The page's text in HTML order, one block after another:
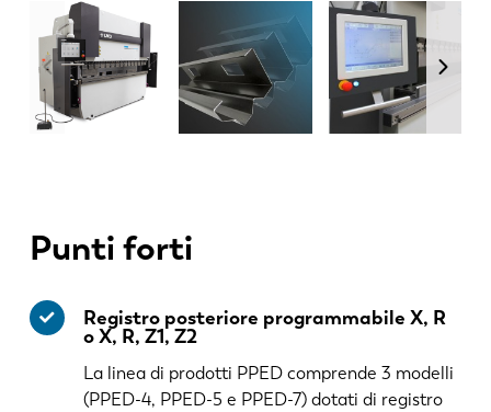
Punti forti
Registro posteriore programmabile X, R
o X, R, Z1, Z2
La linea di prodotti PPED comprende 3 modelli
(PPED-4, PPED-5 e PPED-7) dotati di registro